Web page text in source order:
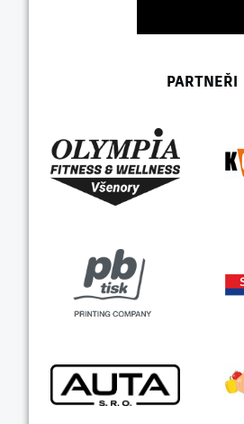
PARTNEŘI